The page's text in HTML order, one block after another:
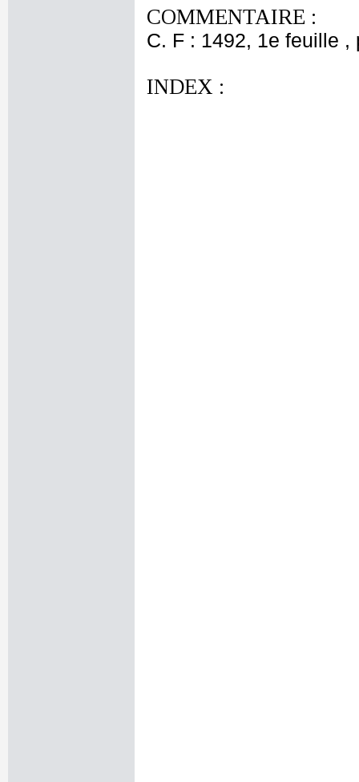
COMMENTAIRE :
C. F : 1492, 1e feuille ,
INDEX :